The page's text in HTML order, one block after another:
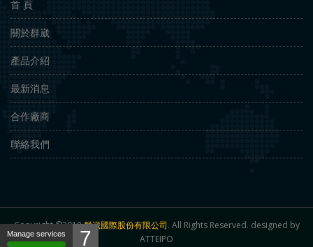
首 頁
關於群崴
產品介紹
最新消息
合作廠商
聯絡我們
Copyright ©2018群崴國際股份有限公司. All Rights Reserved. designed by
ATTEIPO
Manage services 7